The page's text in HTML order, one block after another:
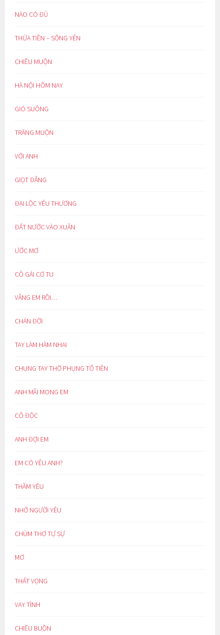
NÀO CÓ ĐỦ
THỪA TIỀN – SỐNG YÊN
CHIỀU MUỘN
HÀ NỘI HÔM NAY
GIÓ SUÔNG
TRĂNG MUỘN
VỚI ANH
GIỌT ĐẮNG
ĐẠI LỘC YÊU THƯƠNG
ĐẤT NƯỚC VÀO XUÂN
ƯỚC MƠ
CÔ GÁI CƠ TU
VẮNG EM RỒI…
CHÁN ĐỜI
TAY LÀM HÀM NHAI
CHUNG TAY THỜ PHỤNG TỔ TIÊN
ANH MÃI MONG EM
CÔ ĐỘC
ANH ĐỢI EM
EM CÓ YÊU ANH?
THẦM YÊU
NHỚ NGƯỜI YÊU
CHÙM THƠ TỰ SỰ
MƠ
THẤT VỌNG
VAY TÌNH
CHIỀU BUỒN